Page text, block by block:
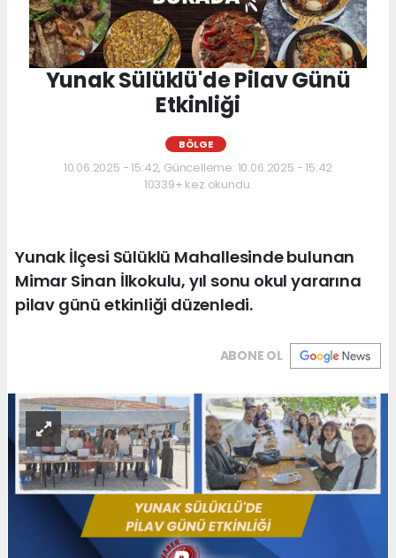
Yunak Sülüklü'de Pilav Günü
Etkinliği
BÖLGE
10.06.2025 - 15:42, Güncelleme: 10.06.2025 - 15:42
10339+ kez okundu.
Yunak İlçesi Sülüklü Mahallesinde bulunan
Mimar Sinan İlkokulu, yıl sonu okul yararına
pilav günü etkinliği düzenledi.
ABONE OL